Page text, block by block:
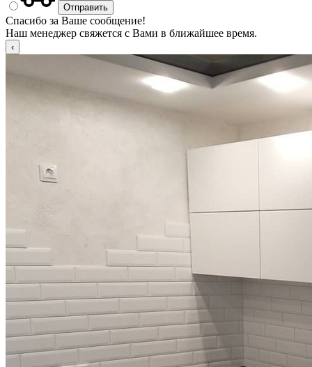
Спасибо за Ваше сообщение!
Наш менеджер свяжется с Вами в ближайшее время.